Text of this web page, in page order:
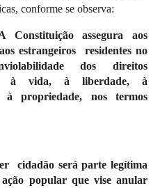
conforme se observa:
Constituição assegura aos
estrangeiros
residentes no
dos direitos
à vida, à liberdade, à
à propriedade, nos termos
cidadão será parte legítima
popular que vise anular